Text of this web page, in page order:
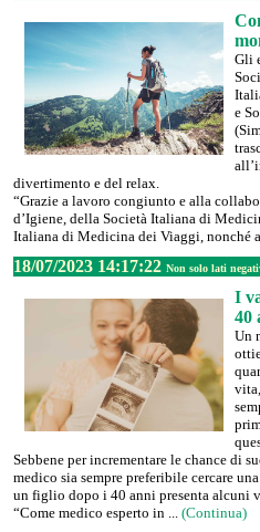
Gli
e
divertimento e del relax.
“Grazie a lavoro congiunto e alla
d’Igiene, della Società Italiana di
Italiana di Medicina dei Viaggi, nonché
18/07/2023 14:17:22 Non solo lati
I
40
Un
Sebbene per incrementare le chance di
medico sia sempre preferibile cercare
un figlio dopo i 40 anni presenta alcuni
“Come medico esperto in ... (Continua)